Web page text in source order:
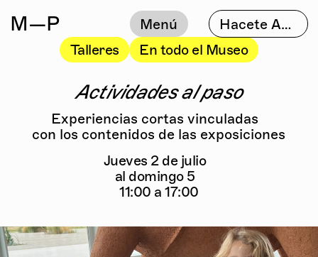
M—P Menú
Hacete Amigo
Talleres
En todo el Museo
Actividades al paso
Experiencias cortas vinculadas
con los contenidos de las exposiciones
Jueves 2 de julio
al domingo 5
11:00 a 17:00